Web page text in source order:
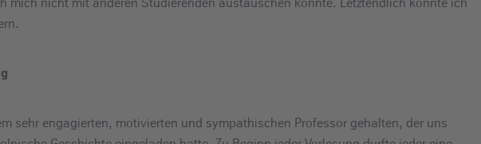
sehr engagierten, motivierten und sympathischen Professor gehalten, der uns